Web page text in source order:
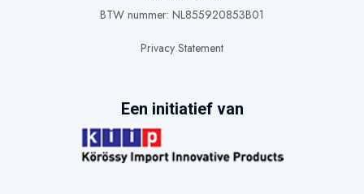
BTW nummer: NL855920853B01
Privacy Statement
Een initiatief van